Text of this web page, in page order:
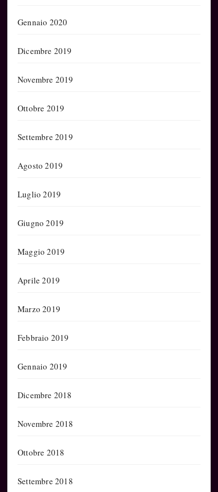
Gennaio 2020
Dicembre 2019
Novembre 2019
Ottobre 2019
Settembre 2019
Agosto 2019
Luglio 2019
Giugno 2019
Maggio 2019
Aprile 2019
Marzo 2019
Febbraio 2019
Gennaio 2019
Dicembre 2018
Novembre 2018
Ottobre 2018
Settembre 2018